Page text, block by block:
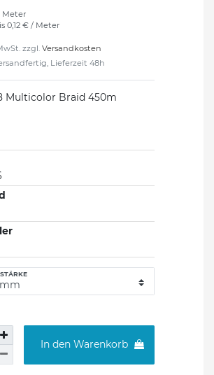
Meter
0,12 € / Meter
zzgl. Versandkosten
Lieferzeit 48h
Multicolor Braid 450m
In den Warenkorb